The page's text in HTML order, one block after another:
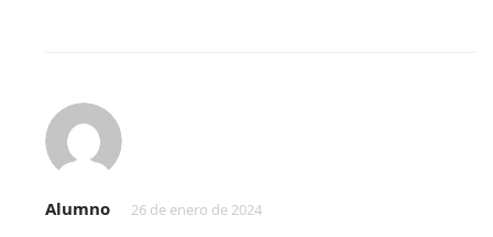
Alumno 26 de enero de 2024